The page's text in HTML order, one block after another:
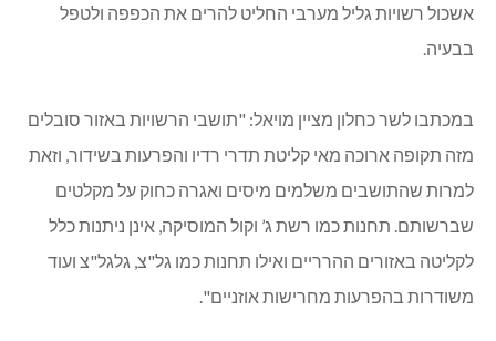
אשכול רשויות גליל מערבי החליט להרים את הכפפה ולטפל
בבעיה.
במכתבו לשר כחלון מציין מויאל: "תושבי הרשויות באזור סובלים
מזה תקופה ארוכה מאי קליטת תדרי רדיו והפרעות בשידור, וזאת
למרות שהתושבים משלמים מיסים ואגרה כחוק על מקלטים
שברשותם. תחנות כמו רשת ג’ וקול המוסיקה, אינן ניתנות כלל
לקליטה באזורים ההרריים ואילו תחנות כמו גל"צ, גלגל"צ ועוד
משודרות בהפרעות מחרישות אוזניים".